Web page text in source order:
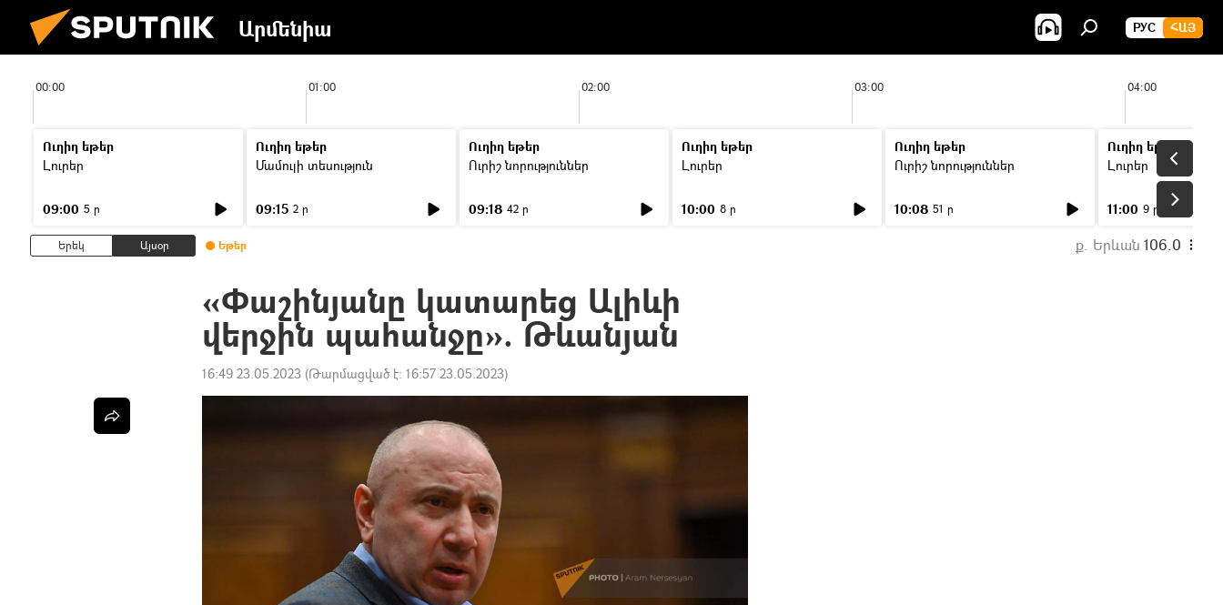
Արմենիա РУС ՀԱՅ
00:00 01:00 02:00 03:00 04:00
Ուղիղ եթեր
Լուրեր
09:00 5 ր
Ուղիղ եթեր
Մամուլի տեսություն
09:15 2 ր
Ուղիղ եթեր
Ուրիշ նորություններ
09:18 42 ր
Ուղիղ եթեր
Լուրեր
10:00 8 ր
Ուղիղ եթեր
Ուրիշ նորություններ
10:08 51 ր
Ուղիղ եթեր
Լուրեր
11:00 9 ր
Երեկ Այսօր Եթեր ք. Երևան 106.0
«Փաշինյանը կատարեց Ալիևի
վերջին պահանջը». Թևանյան
16:49 23.05.2023 (Թարմացված է: 16:57 23.05.2023)